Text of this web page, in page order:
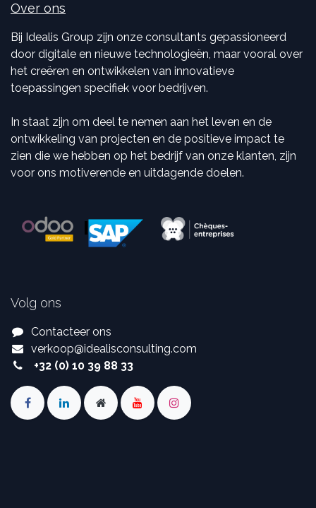
Over ons
Bij Idealis Group zijn onze consultants gepassioneerd
door digitale en nieuwe technologieën, maar vooral over
het creëren en ontwikkelen van innovatieve
toepassingen specifiek voor bedrijven.
In staat zijn om deel te nemen aan het leven en de
ontwikkeling van projecten en de positieve impact te
zien die we hebben op het bedrijf van onze klanten, zijn
voor ons motiverende en uitdagende doelen.
Volg ons
Contacteer ons
verkoop@idealisconsulting.com
+32 (0) 10 39 88 33